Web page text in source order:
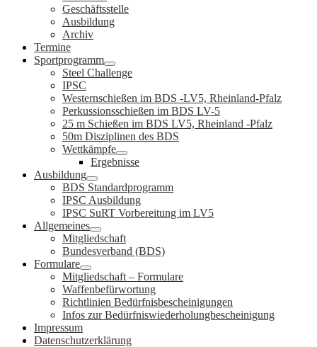
Geschäftsstelle
Ausbildung
Archiv
Termine
Sportprogramm
Steel Challenge
IPSC
Westernschießen im BDS -LV5, Rheinland-Pfalz
Perkussionsschießen im BDS LV-5
25 m Schießen im BDS LV5, Rheinland -Pfalz
50m Disziplinen des BDS
Wettkämpfe
Ergebnisse
Ausbildung
BDS Standardprogramm
IPSC Ausbildung
IPSC SuRT Vorbereitung im LV5
Allgemeines
Mitgliedschaft
Bundesverband (BDS)
Formulare
Mitgliedschaft – Formulare
Waffenbefürwortung
Richtlinien Bedürfnisbescheinigungen
Infos zur Bedürfniswiederholungbescheinigung
Impressum
Datenschutzerklärung